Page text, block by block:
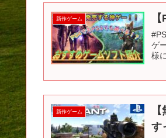
新作ゲーム
ゲ
様
新作ゲーム
す